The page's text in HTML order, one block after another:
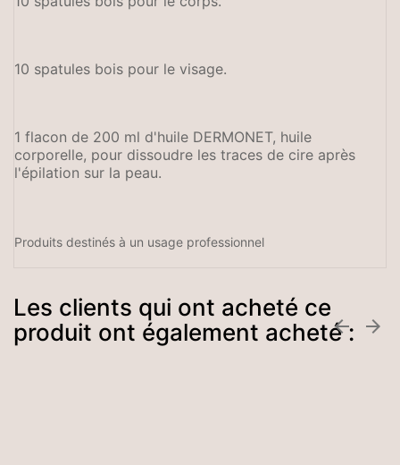
10 spatules bois pour le visage.
1 flacon de 200 ml d'huile DERMONET, huile
corporelle, pour dissoudre les traces de cire après
l'épilation sur la peau.
Produits destinés à un usage professionnel
Les clients qui ont acheté ce
produit ont également acheté :
 